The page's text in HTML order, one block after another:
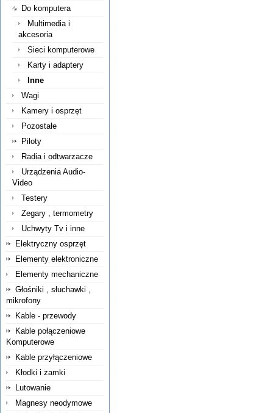
Do komputera
Multimedia i
akcesoria
Sieci komputerowe
Karty i adaptery
Inne
Wagi
Kamery i osprzęt
Pozostałe
Piloty
Radia i odtwarzacze
Urządzenia Audio-
Video
Testery
Zegary , termometry
Uchwyty Tv i inne
Elektryczny osprzęt
Elementy elektroniczne
Elementy mechaniczne
Głośniki , słuchawki ,
mikrofony
Kable - przewody
Kable połączeniowe
Komputerowe
Kable przyłączeniowe
Kłodki i zamki
Lutowanie
Magnesy neodymowe